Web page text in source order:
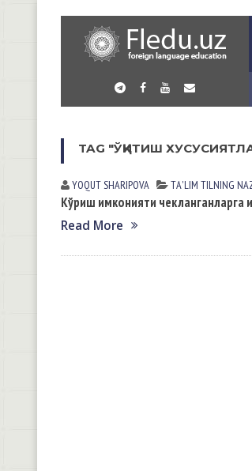
TAG "ЎҚИТИШ
YOQUT SHАRIPOVА TА'LIM TILNING
Кўриш имконияти чекланганларга
Read More